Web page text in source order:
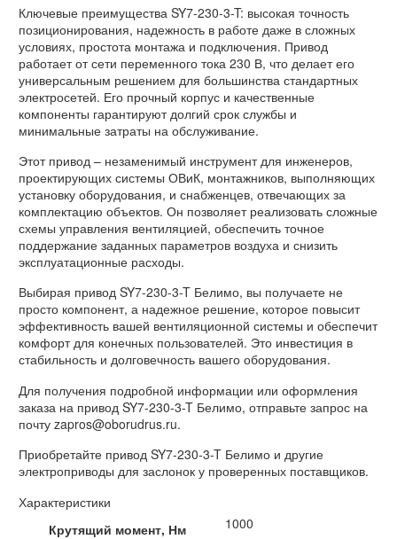
Ключевые преимущества SY7-230-3-T: высокая точность
позиционирования, надежность в работе даже в сложных
условиях, простота монтажа и подключения. Привод
работает от сети переменного тока 230 В, что делает его
универсальным решением для большинства стандартных
электросетей. Его прочный корпус и качественные
компоненты гарантируют долгий срок службы и
минимальные затраты на обслуживание.
Этот привод – незаменимый инструмент для инженеров,
проектирующих системы ОВиК, монтажников, выполняющих
установку оборудования, и снабженцев, отвечающих за
комплектацию объектов. Он позволяет реализовать сложные
схемы управления вентиляцией, обеспечить точное
поддержание заданных параметров воздуха и снизить
эксплуатационные расходы.
Выбирая привод SY7-230-3-T Белимо, вы получаете не
просто компонент, а надежное решение, которое повысит
эффективность вашей вентиляционной системы и обеспечит
комфорт для конечных пользователей. Это инвестиция в
стабильность и долговечность вашего оборудования.
Для получения подробной информации или оформления
заказа на привод SY7-230-3-T Белимо, отправьте запрос на
почту zapros@oborudrus.ru.
Приобретайте привод SY7-230-3-T Белимо и другие
электроприводы для заслонок у проверенных поставщиков.
Характеристики
Крутящий момент, Нм
1000